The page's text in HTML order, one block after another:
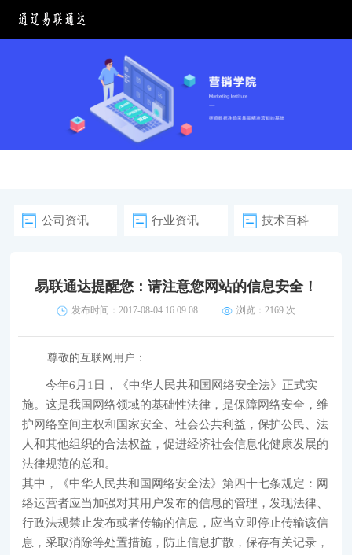
公司资讯 行业资讯 技术百科
易联通达提醒您：请注意您网站的信息安全！
发布时间：2017-08-04 16:09:08 浏览： 2169 次
尊敬的互联网用户：
今年6月1日，《中华人民共和国网络安全法》正式实
施。这是我国网络领域的基础性法律，是保障网络安全，维
护网络空间主权和国家安全、社会公共利益，保护公民、法
人和其他组织的合法权益，促进经济社会信息化健康发展的
法律规范的总和。
其中，《中华人民共和国网络安全法》第四十七条规定：网
络运营者应当加强对其用户发布的信息的管理，发现法律、
行政法规禁止发布或者传输的信息，应当立即停止传输该信
息，采取消除等处置措施，防止信息扩散，保存有关记录，